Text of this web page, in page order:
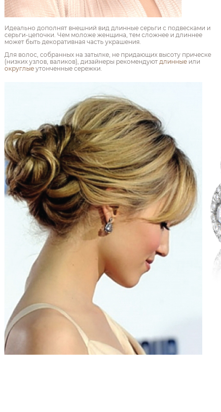
Идеально дополнят внешний вид длинные серьги с подвесками и
серьги-цепочки. Чем моложе женщина, тем сложнее и длиннее
может быть декоративная часть украшения.
Для волос, собранных на затылке, не придающих высоту прическе
(низких узлов, валиков), дизайнеры рекомендуют длинные или
округлые утонченные сережки.